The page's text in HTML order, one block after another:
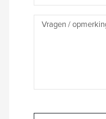
Vragen/opmerkingen